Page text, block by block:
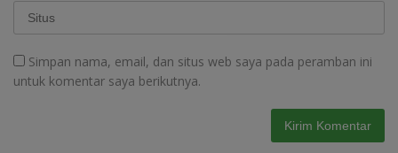
Simpan nama, email, dan situs web saya pada peramban ini
untuk komentar saya berikutnya.